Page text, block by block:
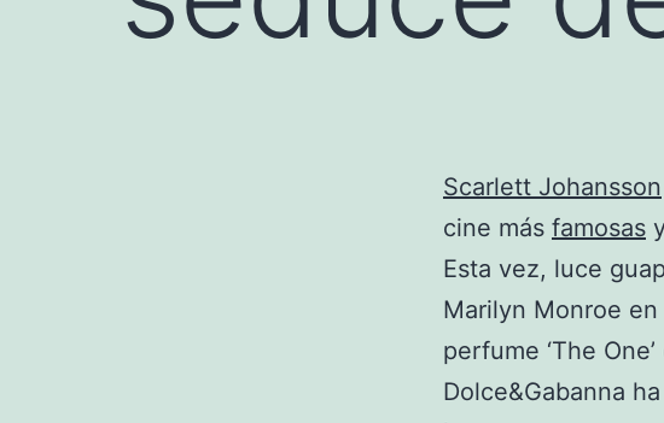
Scarlett Johansson
cine más famosas
Esta vez, luce
Marilyn Monroe
perfume ‘The
Dolce&Gabanna